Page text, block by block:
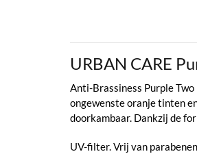
URBAN CARE
Anti-Brassiness Purple
ongewenste oranje tinten
doorkambaar. Dankzij de
UV-filter. Vrij van